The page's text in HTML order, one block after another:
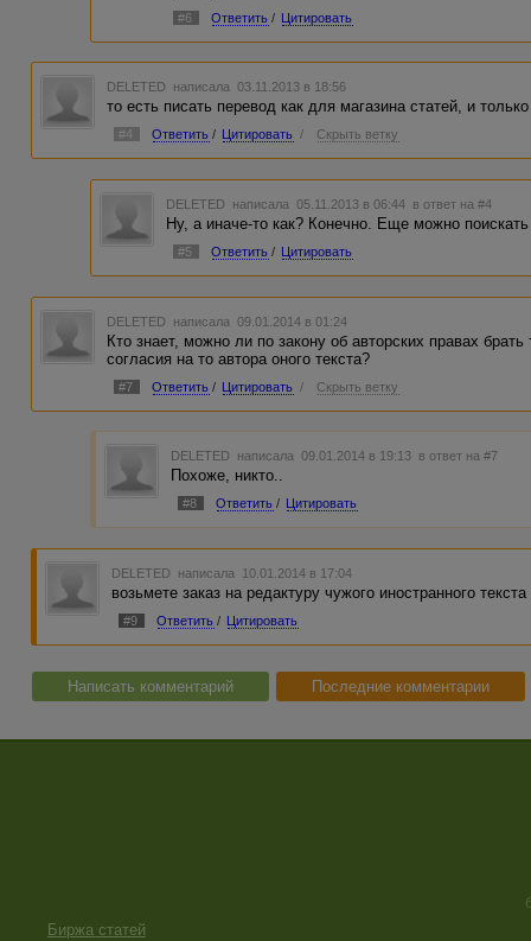
#6 Ответить / Цитировать
DELETED написала 03.11.2013 в 18:56
то есть писать перевод как для магазина статей, и
#4 Ответить / Цитировать / Скрыть ветку
DELETED написала 05.11.2013 в 06:44 в ответ на #4
Ну, а иначе-то как? Конечно. Еще можно
#5 Ответить / Цитировать
DELETED написала 09.01.2014 в 01:24
Кто знает, можно ли по закону об авторских правах брать
согласия на то автора оного текста?
#7 Ответить / Цитировать / Скрыть ветку
DELETED написала 09.01.2014 в 19:13 в ответ на #7
Похоже, никто..
#8 Ответить / Цитировать
DELETED написала 10.01.2014 в 17:04
возьмете заказ на редактуру чужого иностранного
#9 Ответить / Цитировать
Написать комментарий Последние комментарии
Биржа статей